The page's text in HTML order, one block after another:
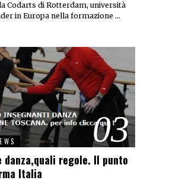
Codarts di Rotterdam, università
in Europa nella formazione …
03
danza,quali regole. Il punto
Italia